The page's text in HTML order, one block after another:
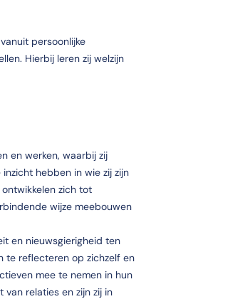
persoonlijke
Hierbij leren zij welzijn
en werken, waarbij zij
hebben in wie zij zijn
zich tot
wijze meebouwen
en nieuwsgierigheid ten
te reflecteren op zichzelf en
mee te nemen in hun
relaties en zijn zij in